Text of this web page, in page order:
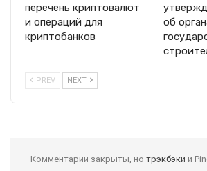
перечень криптовалют
и операций для
криптобанков
об
PREV NEXT
Комментарии закрыты, но трэкбэки и